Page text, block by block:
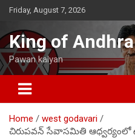
Skip
content
Friday, August 7, 2026
King of Andhra
Pawan kalyan
Home
west godavari
చిరుపవన్ సేవాసమితి